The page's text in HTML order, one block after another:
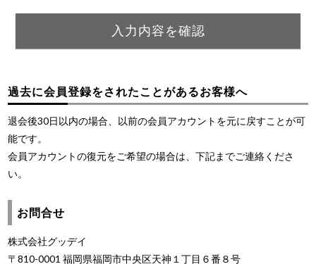
過去に会員登録をされたことがあるお客様へ
退会後30日以内の場合、以前の会員アカウントを元に戻すことが可
能です。
会員アカウントの復元をご希望の場合は、下記までご連絡くださ
い。
お問合せ
株式会社グッデイ
〒810-0001 福岡県福岡市中央区天神１丁目６番８号